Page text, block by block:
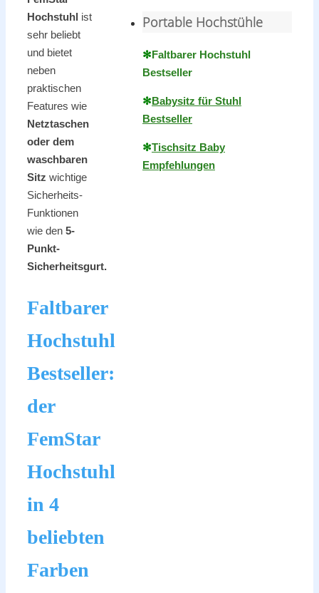
Hochstuhl ist
sehr beliebt
und bietet
neben
praktischen
Features wie
Netztaschen
oder dem
waschbaren
Sitz wichtige
Sicherheits-
Funktionen
wie den 5-
Punkt-
Sicherheitsgurt.
Faltbarer
Hochstuhl
Bestseller:
der
FemStar
Hochstuhl
in 4
beliebten
Farben
Portable Hochstühle
✻Faltbarer Hochstuhl
Bestseller
✻Babysitz für Stuhl
Bestseller
✻Tischsitz Baby
Empfehlungen